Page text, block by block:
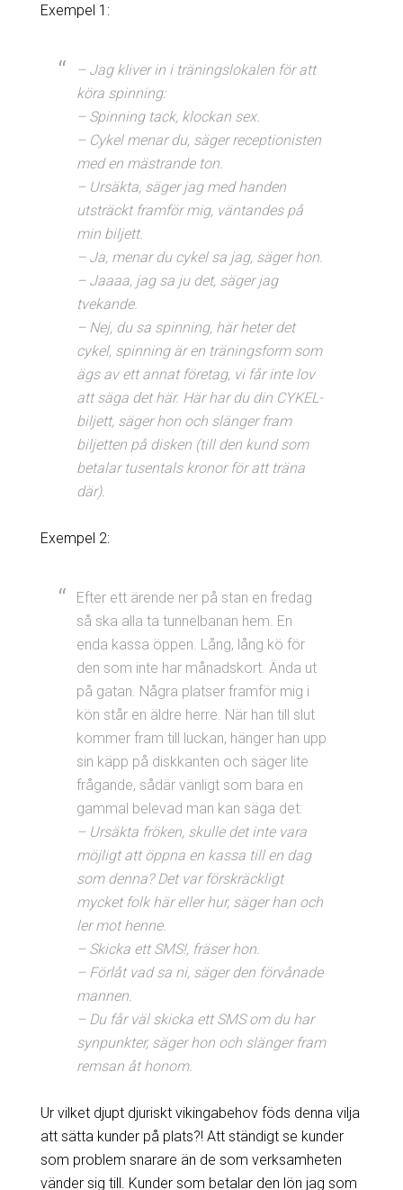
Exempel 1:
– Jag kliver in i träningslokalen för att
köra spinning:
– Spinning tack, klockan sex.
– Cykel menar du, säger receptionisten
med en mästrande ton.
– Ursäkta, säger jag med handen
utsträckt framför mig, väntandes på
min biljett.
– Ja, menar du cykel sa jag, säger hon.
– Jaaaa, jag sa ju det, säger jag
tvekande.
– Nej, du sa spinning, här heter det
cykel, spinning är en träningsform som
ägs av ett annat företag, vi får inte lov
att säga det här. Här har du din CYKEL-
biljett, säger hon och slänger fram
biljetten på disken (till den kund som
betalar tusentals kronor för att träna
där).
Exempel 2:
Efter ett ärende ner på stan en fredag
så ska alla ta tunnelbanan hem. En
enda kassa öppen. Lång, lång kö för
den som inte har månadskort. Ända ut
på gatan. Några platser framför mig i
kön står en äldre herre. När han till slut
kommer fram till luckan, hänger han upp
sin käpp på diskkanten och säger lite
frågande, sådär vänligt som bara en
gammal belevad man kan säga det:
– Ursäkta fröken, skulle det inte vara
möjligt att öppna en kassa till en dag
som denna? Det var förskräckligt
mycket folk här eller hur, säger han och
ler mot henne.
– Skicka ett SMS!, fräser hon.
– Förlåt vad sa ni, säger den förvånade
mannen.
– Du får väl skicka ett SMS om du har
synpunkter, säger hon och slänger fram
remsan åt honom.
Ur vilket djupt djuriskt vikingabehov föds denna vilja
att sätta kunder på plats?! Att ständigt se kunder
som problem snarare än de som verksamheten
vänder sig till. Kunder som betalar den lön jag som